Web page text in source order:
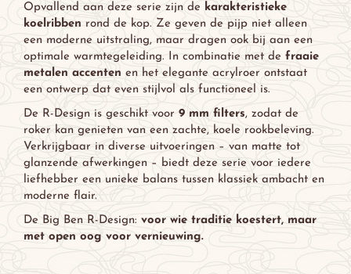
Opvallend aan deze serie zijn de karakteristieke
koelribben rond de kop. Ze geven de pijp niet alleen
een moderne uitstraling, maar dragen ook bij aan een
optimale warmtegeleiding. In combinatie met de fraaie
metalen accenten en het elegante acrylroer ontstaat
een ontwerp dat even stijlvol als functioneel is.
De R-Design is geschikt voor 9 mm filters, zodat de
roker kan genieten van een zachte, koele rookbeleving.
Verkrijgbaar in diverse uitvoeringen – van matte tot
glanzende afwerkingen – biedt deze serie voor iedere
liefhebber een unieke balans tussen klassiek ambacht en
moderne flair.
De Big Ben R-Design: voor wie traditie koestert, maar
met open oog voor vernieuwing.